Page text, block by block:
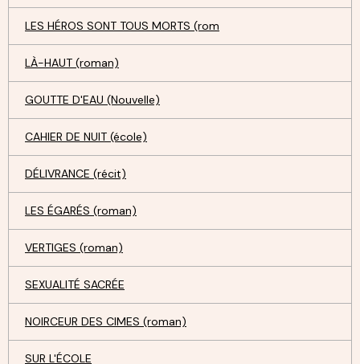
LES HÉROS SONT TOUS MORTS (rom
LÀ-HAUT (roman)
GOUTTE D'EAU (Nouvelle)
CAHIER DE NUIT (école)
DÉLIVRANCE (récit)
LES ÉGARÉS (roman)
VERTIGES (roman)
SEXUALITÉ SACRÉE
NOIRCEUR DES CIMES (roman)
SUR L'ÉCOLE